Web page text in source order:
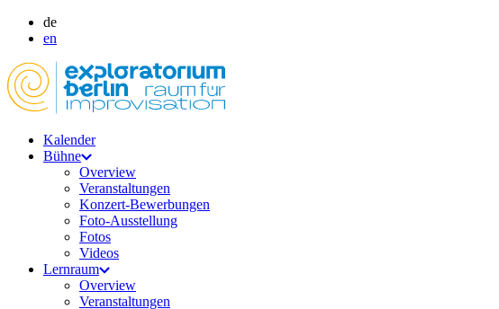
de
en
Kalender
Bühne
Overview
Veranstaltungen
Konzert-Bewerbungen
Foto-Ausstellung
Fotos
Videos
Lernraum
Overview
Veranstaltungen